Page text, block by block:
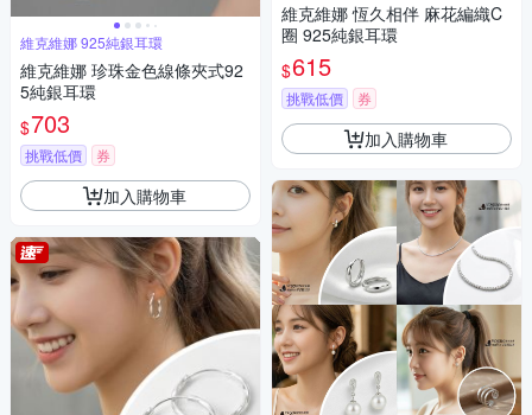
維克維娜 925純銀耳環
維克維娜 珍珠金色線條夾式92
5純銀耳環
$703
挑戰低價 券
加入購物車
維克維娜 恆久相伴 麻花編織C
圈 925純銀耳環
$615
挑戰低價 券
加入購物車